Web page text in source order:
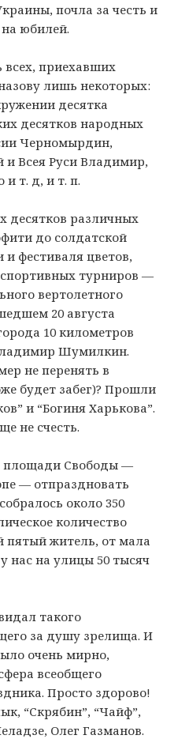
почла за честь и
юбилей.
всех, приехавших
лишь некоторых:
десятка
десятков народных
Черномырдин,
Всея Руси Владимир,
т. д, и т. п.
десятков различных
до солдатской
и фестиваля цветов,
турниров —
вертолетного
20 августа
10 километров
Шумилкин.
не перенять в
будет забег)? Прошли
и “Богиня Харькова”.
не счесть.
площади Свободы —
— отпраздновать
около 350
количество
житель, от мала
нас на улицы 50 тысяч
такого
за душу зрелища. И
очень мирно,
всеобщего
Просто здорово!
“Скрябин”, “Чайф”,
Олег Газманов.